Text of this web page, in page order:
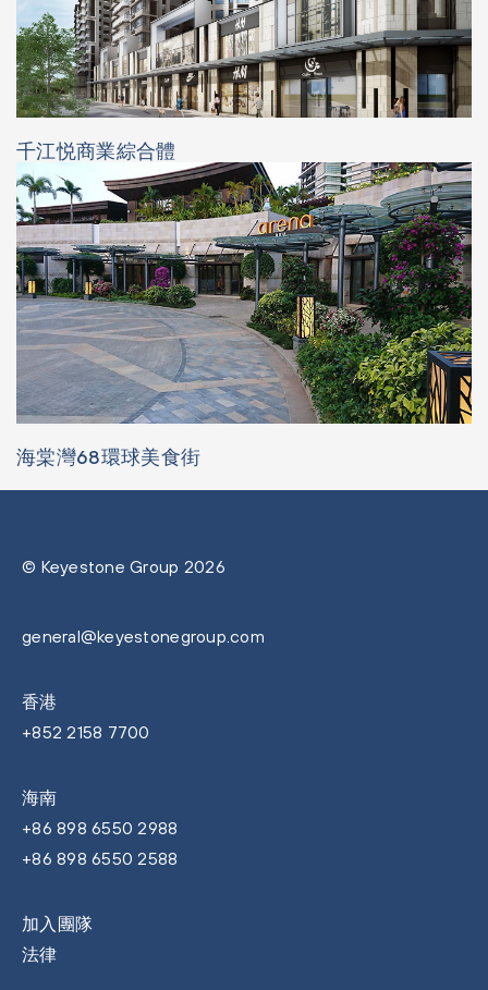
千江悦商業綜合體
海棠灣68環球美食街
© Keyestone Group 2026
general@keyestonegroup.com
香港
+852 2158 7700
海南
+86 898 6550 2988
+86 898 6550 2588
加入團隊
法律